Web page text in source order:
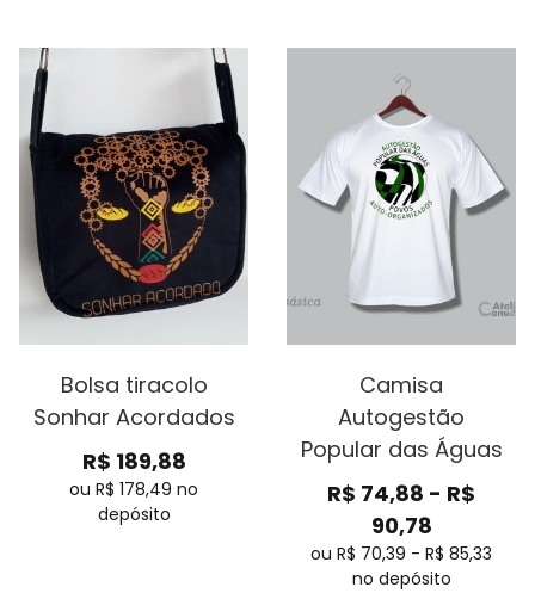
Bolsa tiracolo
Sonhar Acordados
R$ 189,88
ou R$ 178,49 no
depósito
Camisa
Autogestão
Popular das Águas
R$ 74,88 - R$
90,78
ou R$ 70,39 - R$ 85,33
no depósito